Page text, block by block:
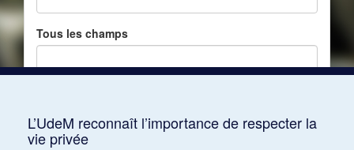
Tous les champs
L’UdeM reconnaît l’importance de respecter la
vie privée